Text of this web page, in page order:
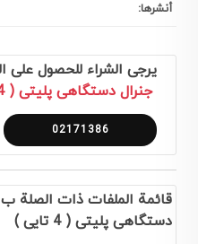
أنشرها:
يرجى الشراء للحصول على
جنرال دستگاهی پليتی ( 4 تايی )
02171386
دستگاهی پليتی ( 4 تايی )